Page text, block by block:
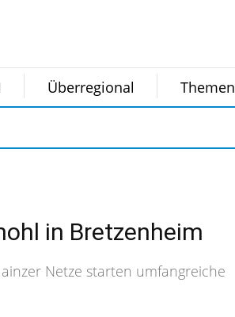
Überregional Themen
in Bretzenheim
Netze starten umfangreiche